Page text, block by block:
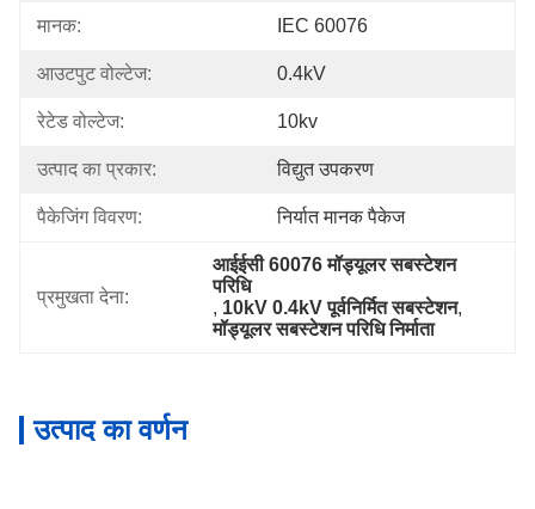
मानक: IEC 60076
आउटपुट वोल्टेज: 0.4kV
रेटेड वोल्टेज: 10kv
उत्पाद का प्रकार: विद्युत उपकरण
पैकेजिंग विवरण: निर्यात मानक पैकेज
प्रमुखता देना:
आईईसी 60076 मॉड्यूलर सबस्टेशन
परिधि
, 10kV 0.4kV पूर्वनिर्मित सबस्टेशन,
मॉड्यूलर सबस्टेशन परिधि निर्माता
उत्पाद का वर्णन